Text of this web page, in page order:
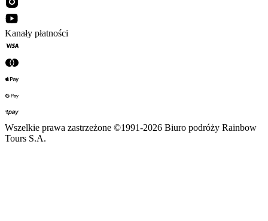
Kanały płatności
Wszelkie prawa zastrzeżone ©1991-2026 Biuro podróży Rainbow
Tours S.A.